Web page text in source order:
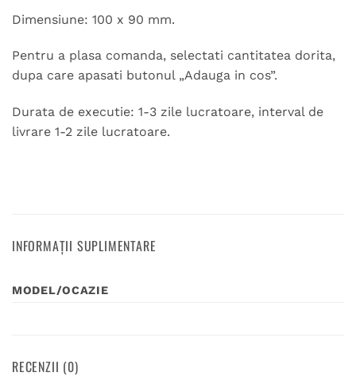
Dimensiune: 100 x 90 mm.
Pentru a plasa comanda, selectati cantitatea dorita,
dupa care apasati butonul „Adauga in cos”.
Durata de executie: 1-3 zile lucratoare, interval de
livrare 1-2 zile lucratoare.
INFORMAȚII SUPLIMENTARE
MODEL/OCAZIE
RECENZII (0)